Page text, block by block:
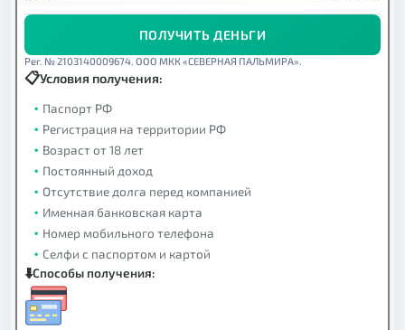
ПОЛУЧИТЬ ДЕНЬГИ
Рег. № 2103140009674. ООО МКК «СЕВЕРНАЯ ПАЛЬМИРА».
Условия получения:
Паспорт РФ
Регистрация на территории РФ
Возраст от 18 лет
Постоянный доход
Отсутствие долга перед компанией
Именная банковская карта
Номер мобильного телефона
Селфи с паспортом и картой
Способы получения: